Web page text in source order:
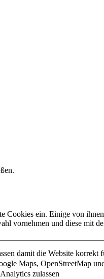
Cookies ein. Einige von
vornehmen und diese mit
damit die Website korrekt
Maps, OpenStreetMap
zulassen